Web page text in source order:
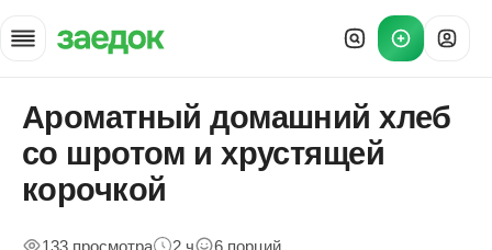
Главная
»
Рецепты
Хлеб со шротом
Ароматный домашний хлеб
со шротом и хрустящей
корочкой
133 просмотра 2 ч 6 порций